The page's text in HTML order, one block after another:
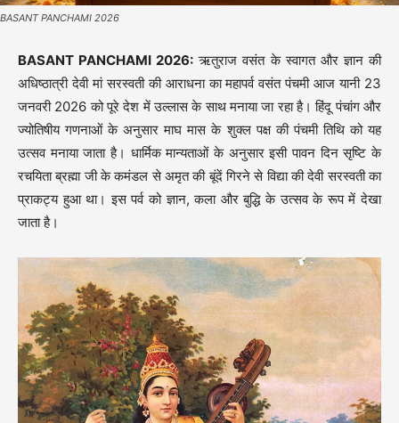
BASANT PANCHAMI 2026
BASANT PANCHAMI 2026: ऋतुराज वसंत के स्वागत और ज्ञान की
अधिष्ठात्री देवी मां सरस्वती की आराधना का महापर्व वसंत पंचमी आज यानी 23
जनवरी 2026 को पूरे देश में उल्लास के साथ मनाया जा रहा है। हिंदू पंचांग और
ज्योतिषीय गणनाओं के अनुसार माघ मास के शुक्ल पक्ष की पंचमी तिथि को यह
उत्सव मनाया जाता है। धार्मिक मान्यताओं के अनुसार इसी पावन दिन सृष्टि के
रचयिता ब्रह्मा जी के कमंडल से अमृत की बूंदें गिरने से विद्या की देवी सरस्वती का
प्राकट्य हुआ था। इस पर्व को ज्ञान, कला और बुद्धि के उत्सव के रूप में देखा
जाता है।